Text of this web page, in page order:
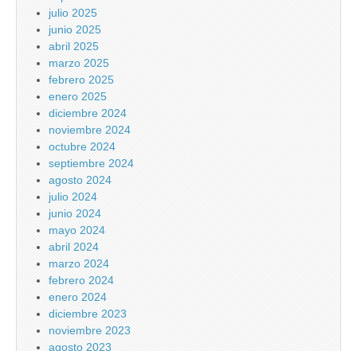
julio 2025
junio 2025
abril 2025
marzo 2025
febrero 2025
enero 2025
diciembre 2024
noviembre 2024
octubre 2024
septiembre 2024
agosto 2024
julio 2024
junio 2024
mayo 2024
abril 2024
marzo 2024
febrero 2024
enero 2024
diciembre 2023
noviembre 2023
agosto 2023